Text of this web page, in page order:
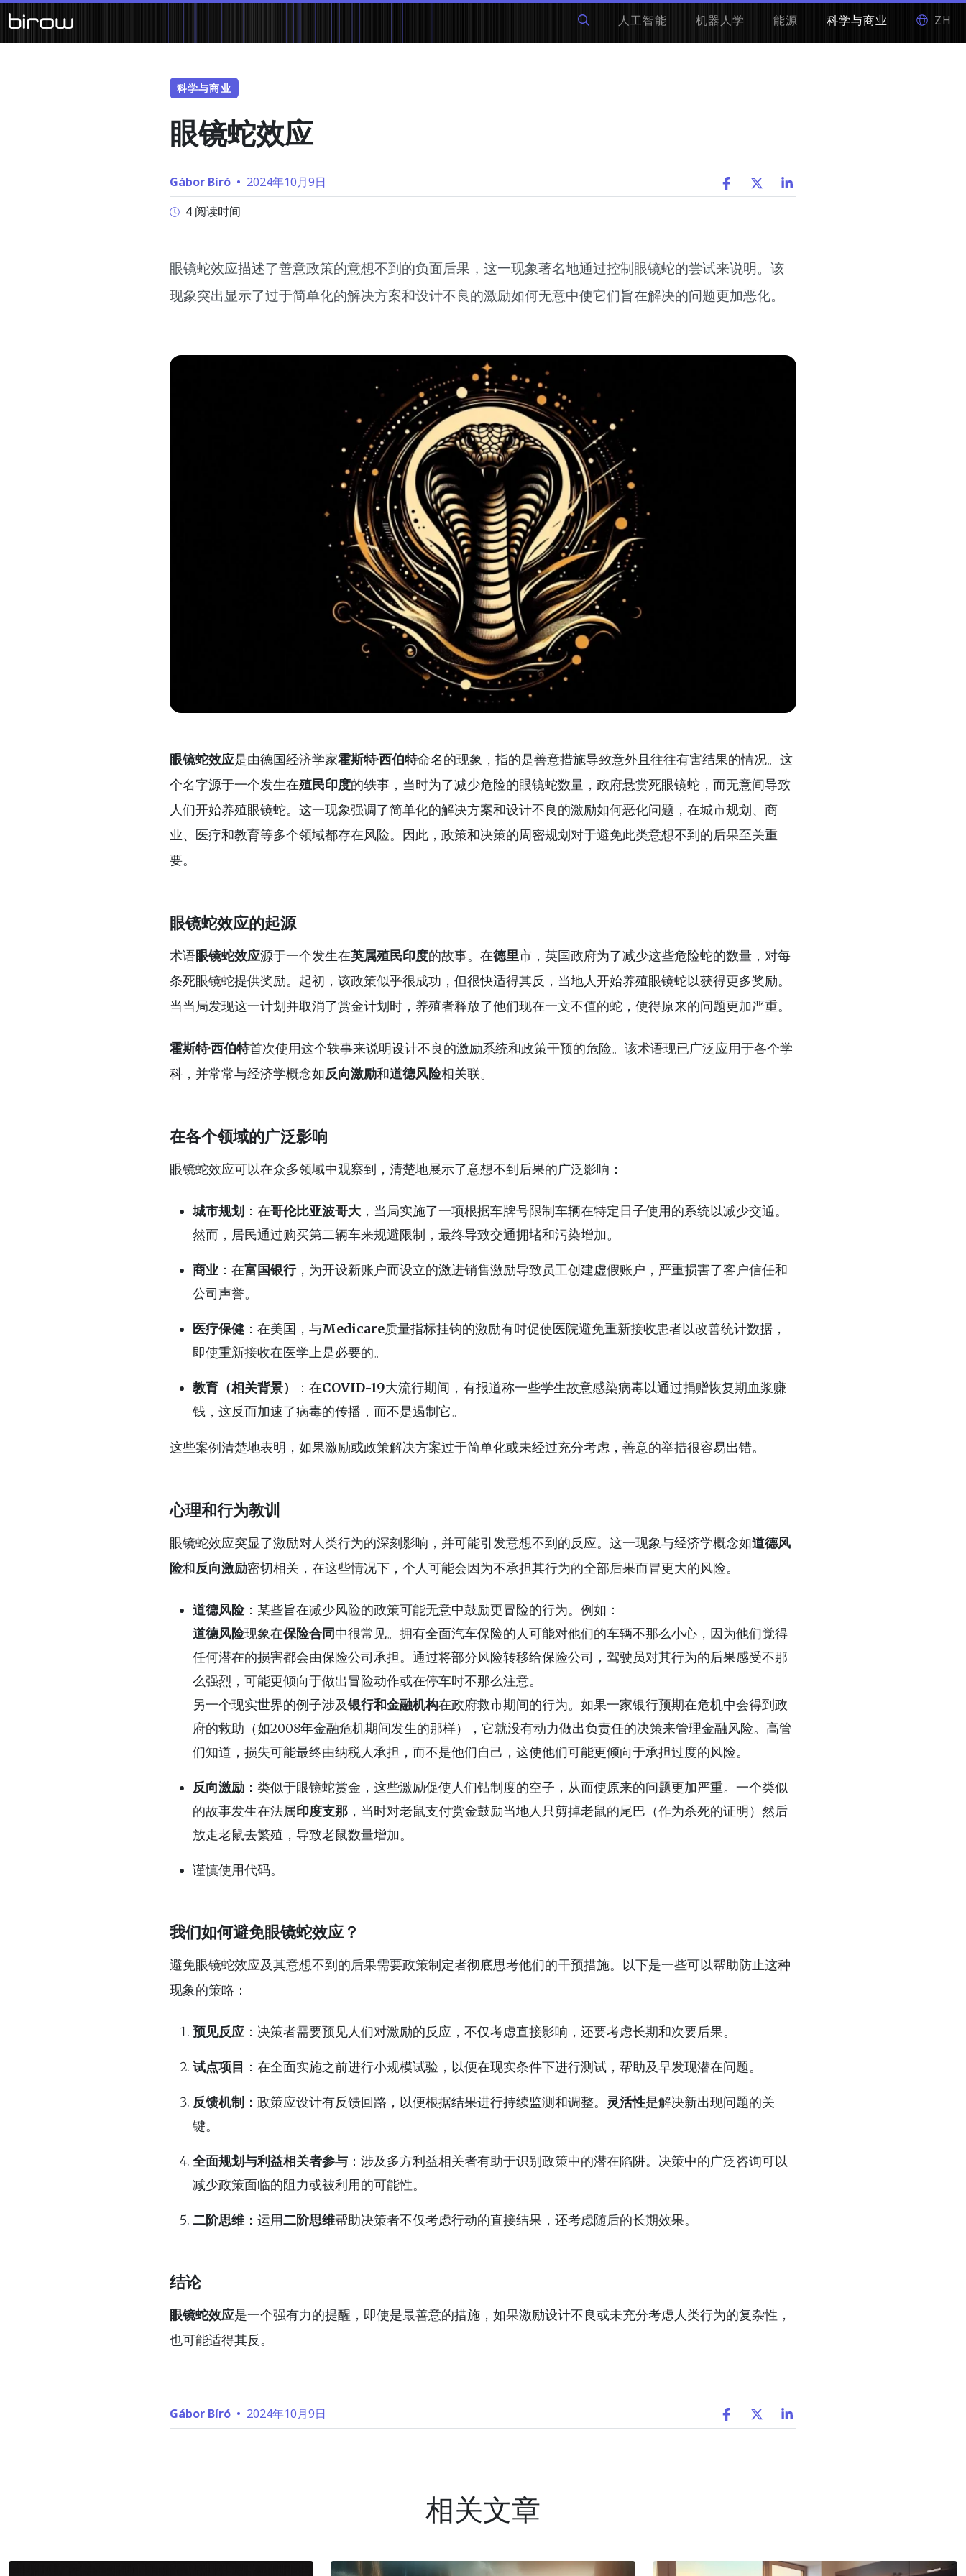
人工智能 机器人学 能源 科学与商业 ZH
科学与商业
眼镜蛇效应
Gábor Bíró • 2024年10月9日
4 阅读时间
眼镜蛇效应描述了善意政策的意想不到的负面后果，这一现象著名地通过控制眼镜蛇的尝试来说明。该
现象突出显示了过于简单化的解决方案和设计不良的激励如何无意中使它们旨在解决的问题更加恶化。
眼镜蛇效应是由德国经济学家霍斯特·西伯特命名的现象，指的是善意措施导致意外且往往有害结果的情况。这
个名字源于一个发生在殖民印度的轶事，当时为了减少危险的眼镜蛇数量，政府悬赏死眼镜蛇，而无意间导致
人们开始养殖眼镜蛇。这一现象强调了简单化的解决方案和设计不良的激励如何恶化问题，在城市规划、商
业、医疗和教育等多个领域都存在风险。因此，政策和决策的周密规划对于避免此类意想不到的后果至关重
要。
眼镜蛇效应的起源
术语眼镜蛇效应源于一个发生在英属殖民印度的故事。在德里市，英国政府为了减少这些危险蛇的数量，对每
条死眼镜蛇提供奖励。起初，该政策似乎很成功，但很快适得其反，当地人开始养殖眼镜蛇以获得更多奖励。
当当局发现这一计划并取消了赏金计划时，养殖者释放了他们现在一文不值的蛇，使得原来的问题更加严重。
霍斯特·西伯特首次使用这个轶事来说明设计不良的激励系统和政策干预的危险。该术语现已广泛应用于各个学
科，并常常与经济学概念如反向激励和道德风险相关联。
在各个领域的广泛影响
眼镜蛇效应可以在众多领域中观察到，清楚地展示了意想不到后果的广泛影响：
城市规划 ：在哥伦比亚波哥大 ，当局实施了一项根据车牌号限制车辆在特定日子使用的系统以减少交通。
然而，居民通过购买第二辆车来规避限制，最终导致交通拥堵和污染增加。
商业 ：在富国银行，为开设新账户而设立的激进销售激励导致员工创建虚假账户，严重损害了客户信任和
公司声誉。
医疗保健 ：在美国，与Medicare质量指标挂钩的激励有时促使医院避免重新接收患者以改善统计数据，
即使重新接收在医学上是必要的。
教育（相关背景） ：在COVID-19大流行期间，有报道称一些学生故意感染病毒以通过捐赠恢复期血浆赚
钱，这反而加速了病毒的传播，而不是遏制它。
这些案例清楚地表明，如果激励或政策解决方案过于简单化或未经过充分考虑，善意的举措很容易出错。
心理和行为教训
眼镜蛇效应突显了激励对人类行为的深刻影响，并可能引发意想不到的反应。这一现象与经济学概念如道德风
险和反向激励密切相关，在这些情况下，个人可能会因为不承担其行为的全部后果而冒更大的风险。
道德风险：某些旨在减少风险的政策可能无意中鼓励更冒险的行为。例如：
道德风险现象在保险合同中很常见。拥有全面汽车保险的人可能对他们的车辆不那么小心，因为他们觉得
任何潜在的损害都会由保险公司承担。通过将部分风险转移给保险公司，驾驶员对其行为的后果感受不那
么强烈，可能更倾向于做出冒险动作或在停车时不那么注意。
另一个现实世界的例子涉及银行和金融机构在政府救市期间的行为。如果一家银行预期在危机中会得到政
府的救助（如2008年金融危机期间发生的那样），它就没有动力做出负责任的决策来管理金融风险。高管
们知道，损失可能最终由纳税人承担，而不是他们自己，这使他们可能更倾向于承担过度的风险。
反向激励 ：类似于眼镜蛇赏金，这些激励促使人们钻制度的空子，从而使原来的问题更加严重。一个类似
的故事发生在法属印度支那 ，当时对老鼠支付赏金鼓励当地人只剪掉老鼠的尾巴（作为杀死的证明）然后
放走老鼠去繁殖，导致老鼠数量增加。
谨慎使用代码。
我们如何避免眼镜蛇效应？
避免眼镜蛇效应及其意想不到的后果需要政策制定者彻底思考他们的干预措施。以下是一些可以帮助防止这种
现象的策略：
预见反应 ：决策者需要预见人们对激励的反应，不仅考虑直接影响，还要考虑长期和次要后果。
试点项目 ：在全面实施之前进行小规模试验，以便在现实条件下进行测试，帮助及早发现潜在问题。
反馈机制 ：政策应设计有反馈回路，以便根据结果进行持续监测和调整。 灵活性是解决新出现问题的关
键。
全面规划与利益相关者参与 ：涉及多方利益相关者有助于识别政策中的潜在陷阱。决策中的广泛咨询可以
减少政策面临的阻力或被利用的可能性。
二阶思维 ：运用二阶思维帮助决策者不仅考虑行动的直接结果，还考虑随后的长期效果。
结论
眼镜蛇效应是一个强有力的提醒，即使是最善意的措施，如果激励设计不良或未充分考虑人类行为的复杂性，
也可能适得其反。
Gábor Bíró • 2024年10月9日
相关文章